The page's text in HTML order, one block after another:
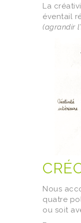
La
éventail
(agrandir
Nous
quatre
ou soit